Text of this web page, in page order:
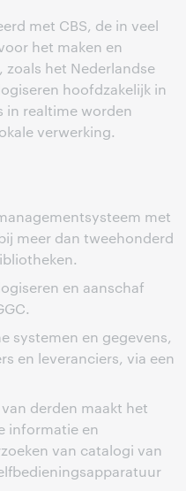
met CBS, de in veel
het maken en
het Nederlandse
hoofdzakelijk in
in realtime worden
verwerking.
met
meer dan tweehonderd
en aanschaf
systemen en gegevens,
en leveranciers, via een
derden maakt het
informatie en
van catalogi van